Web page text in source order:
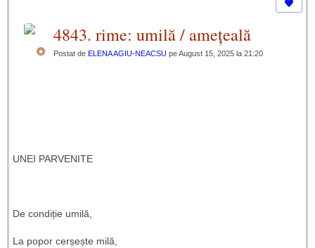
4843. rime: umilă / amețeală
Postat de ELENA AGIU-NEACSU pe August 15, 2025 la 21:20
UNEI PARVENITE
De condiție umilă,
La popor cerșește milă,